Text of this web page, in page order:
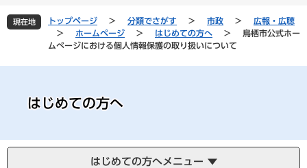
文
現在地 トップページ > 分類でさがす > 市政 >
広報・広聴
>
ホームページ > はじめての方へ >
鳥栖市公式ホー
ムぺージにおける個人情報保護の取り扱いについて
はじめての方へ
はじめての方へメニュー